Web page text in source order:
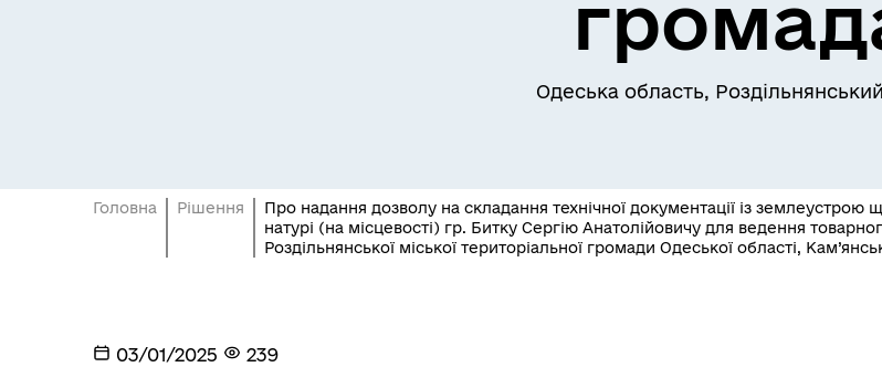
Квитки на
Одеська область,
Головна Рішення
Про надання дозволу на складання технічної документації із
натурі (на місцевості) гр. Битку Сергію Анатолійовичу для ведення
Роздільнянської міської територіальної громади Одеської області,
03/01/2025 239